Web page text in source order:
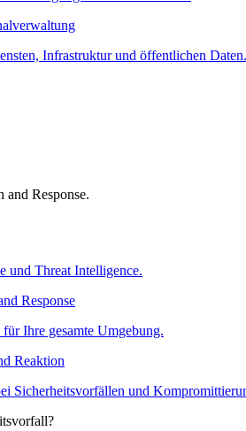
Infrastruktur und öffentlichen Daten.
and Response.
und Threat Intelligence.
Response
Ihre gesamte Umgebung.
Reaktion
Sicherheitsvorfällen und